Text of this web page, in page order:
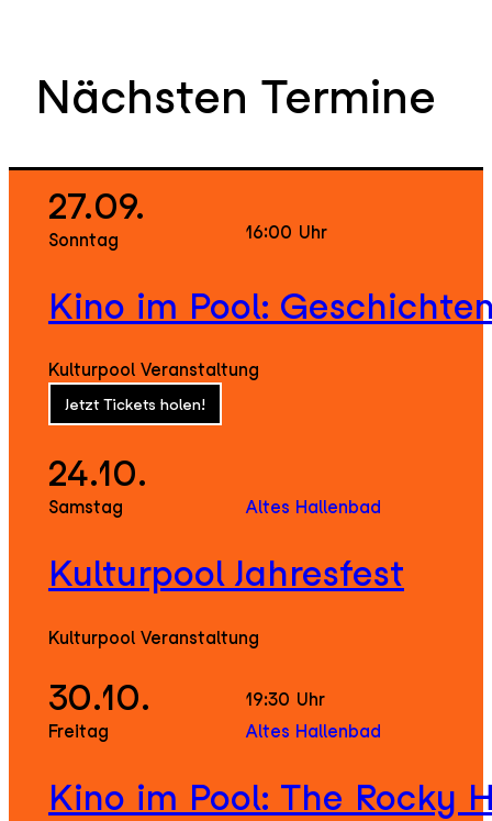
Nächsten Termine
27.09.
Sonntag 16:00 Uhr
Kino im Pool:
Kulturpool Veranstaltung
Jetzt Tickets holen!
24.10.
Samstag Altes Hallenbad
Kulturpool Jahresfest
Kulturpool Veranstaltung
30.10.
Freitag
19:30 Uhr
Altes Hallenbad
Kino im Pool: The Rocky